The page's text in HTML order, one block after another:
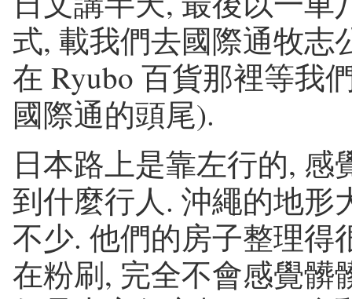
式, 載我們去國際通牧志
在 Ryubo 百貨那裡等我
國際通的頭尾).
日本路上是靠左行的,
到什麼行人. 沖繩的地形
不少. 他們的房子整理得
在粉刷, 完全不會感覺髒